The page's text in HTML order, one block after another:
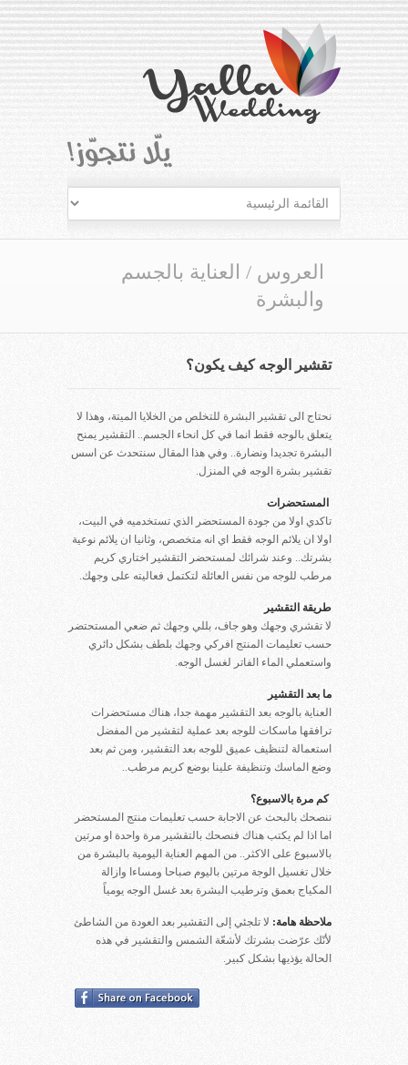
العروس / العناية بالجسم
والبشرة
تقشير الوجه كيف يكون؟
نحتاج الى تقشير البشرة للتخلص من الخلايا الميتة، وهذا لا
يتعلق بالوجه فقط انما في كل انحاء الجسم.. التقشير يمنح
البشرة تجديدا ونضارة.. وفي هذا المقال سنتحدث عن اسس
تقشير بشرة الوجه في المنزل.
المستحضرات
تاكدي اولا من جودة المستحضر الذي تستخدميه في البيت،
اولا ان يلائم الوجه فقط اي انه متخصص، وثانيا ان يلائم نوعية
بشرتك.. وعند شرائك لمستحضر التقشير اختاري كريم
مرطب للوجه من نفس العائلة لتكتمل فعاليته على وجهك.
طريقة التقشير
لا تقشري وجهك وهو جاف، بللي وجهك ثم ضعي المستحتضر
حسب تعليمات المنتج افركي وجهك بلطف بشكل دائري
واستعملي الماء الفاتر لغسل الوجه.
ما بعد التقشير
العناية بالوجه بعد التقشير مهمة جدا، هناك مستحضرات
ترافقها ماسكات للوجه بعد عملية لتقشير من المفضل
استعمالة لتنظيف عميق للوجه بعد التقشير، ومن ثم بعد
وضع الماسك وتنظيفة علينا بوضع كريم مرطب..
كم مرة بالاسبوع؟
ننصحك بالبحث عن الاجابة حسب تعليمات منتج المستحضر
اما اذا لم يكتب هناك فنصحك بالتقشير مرة واحدة او مرتين
بالاسبوع على الاكثر.. من المهم العناية اليومية بالبشرة من
خلال تغسيل الوجة مرتين باليوم صباحا ومساءا وازالة
المكياج بعمق وترطيب البشرة بعد غسل الوجه يومياً
ملاحظة هامة: لا تلجئي إلى التقشير بعد العودة من الشاطئ
لأنّك عرّضت بشرتك لأشعّة الشمس والتقشير في هذه
الحالة يؤذيها بشكل كبير.